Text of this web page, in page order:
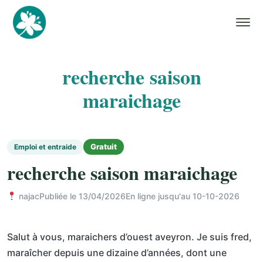
recherche saison
maraichage
Emploi et entraide Gratuit
recherche saison maraichage
najacPubliée le 13/04/2026En ligne jusqu'au 10-10-2026
Salut à vous, maraichers d’ouest aveyron. Je suis fred,
maraîcher depuis une dizaine d’années, dont une